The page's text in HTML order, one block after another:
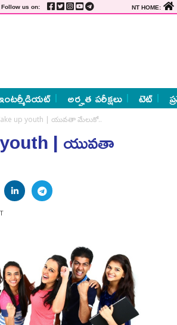
Follow us on: NT HOME:
అర్హత పరీక్షలు టెట్
up youth | యువతా మేలుకో..
| యువతా